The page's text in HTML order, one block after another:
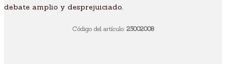
debate amplio y desprejuiciado.
Código del artículo: 25002008